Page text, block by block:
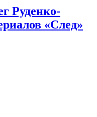
Руденко-
«След»